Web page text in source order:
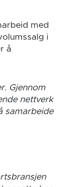
med
i
å
Gjennom
nettverk
samarbeide